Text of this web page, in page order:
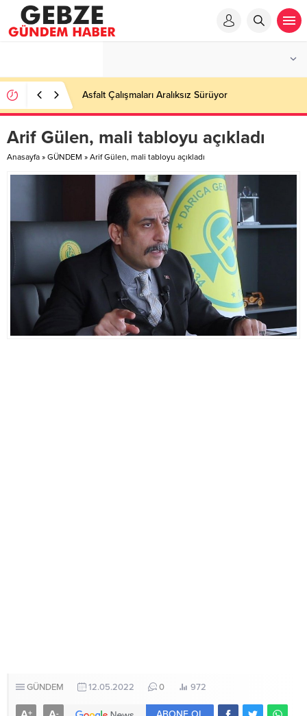
Asfalt Çalışmaları Aralıksız Sürüyor
Arif Gülen, mali tabloyu açıkladı
Anasayfa » GÜNDEM » Arif Gülen, mali tabloyu açıkladı
GÜNDEM 12.05.2022 0 972
+ -